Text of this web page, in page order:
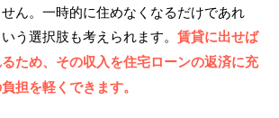
ん。一時的に住めなくなるだけであれ
う選択肢も考えられます。 賃貸に出せば
ため、その収入を住宅ローンの返済に充
担を軽くできます。